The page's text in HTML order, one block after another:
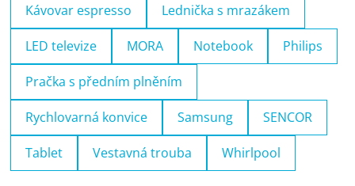
Kávovar espresso Lednička s mrazákem
LED televize MORA Notebook Philips
Pračka s předním plněním
Rychlovarná konvice Samsung SENCOR
Tablet Vestavná trouba Whirlpool